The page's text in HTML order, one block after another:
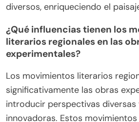
diversos, enriqueciendo el
¿Qué influencias tienen los
literarios regionales en las
experimentales?
Los movimientos literarios
significativamente las obras
introducir perspectivas diversas
innovadoras. Estos